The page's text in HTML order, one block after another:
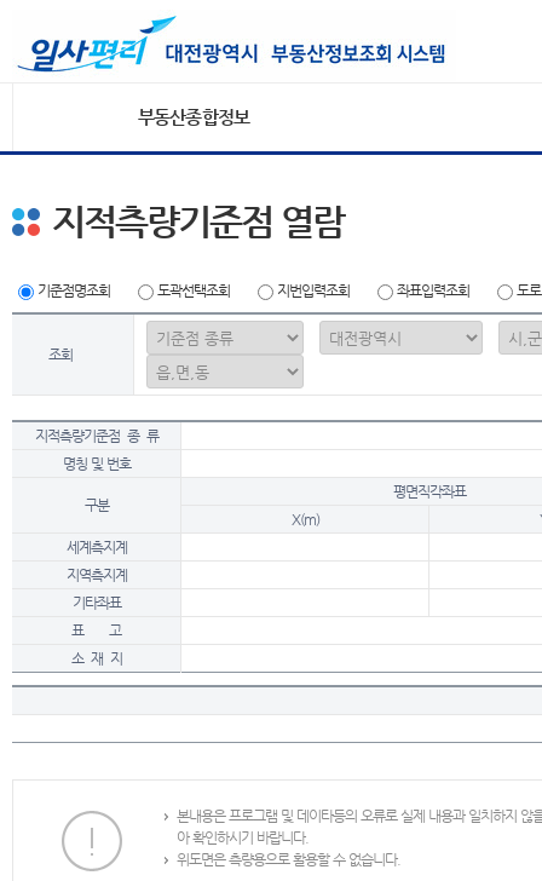
부동산종합정보
지적측량기준점 열람
기준점명조회 도곽선택조회 지번입력조회 좌표입력조회 도
조회
지적측량기준점 종 류
명칭 및 번호
구분
평면직각좌표
X(m)
세계측지계
지역측지계
기타좌표
표 고
소 재 지
본내용은 프로그램 및 데이타등의 오류로 실제 내용과 일치하지
아 확인하시기 바랍니다.
위도면은 측량용으로 활용할 수 없습니다.